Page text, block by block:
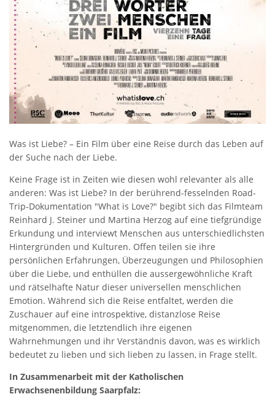
Was ist Liebe? – Ein Film über eine Reise durch das Leben auf
der Suche nach der Liebe.
Keine Frage ist in Zeiten wie diesen wohl relevanter als alle
anderen: Was ist Liebe? In der berührend-fesselnden Road-
Trip-Dokumentation "What is Love?" begibt sich das Filmteam
Reinhard J. Steiner und Martina Herzog auf eine tiefgründige
Erkundung und interviewt Menschen aus unterschiedlichsten
Hintergründen und Kulturen. Offen teilen sie ihre
persönlichen Erfahrungen, Überzeugungen und Philosophien
über die Liebe, und enthüllen die aussergewöhnliche Kraft
und rätselhafte Natur dieser universellen menschlichen
Emotion. Während sich die Reise entfaltet, werden die
Zuschauer auf eine introspektive, distanzlose Reise
mitgenommen, die letztendlich ihre eigenen
Wahrnehmungen und ihr Verständnis davon, was es wirklich
bedeutet zu lieben und sich lieben zu lassen, in Frage stellt.
In Zusammenarbeit mit der Katholischen
Erwachsenenbildung Saarpfalz: